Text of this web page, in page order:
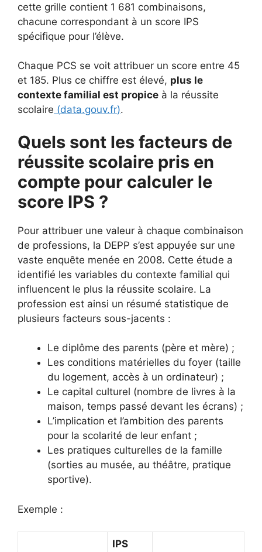
cette grille contient 1 681 combinaisons,
chacune correspondant à un score IPS
spécifique pour l’élève.
Chaque PCS se voit attribuer un score entre 45
et 185. Plus ce chiffre est élevé, plus le
contexte familial est propice à la réussite
scolaire (data.gouv.fr).
Quels sont les facteurs de
réussite scolaire pris en
compte pour calculer le
score IPS ?
Pour attribuer une valeur à chaque combinaison
de professions, la DEPP s’est appuyée sur une
vaste enquête menée en 2008. Cette étude a
identifié les variables du contexte familial qui
influencent le plus la réussite scolaire. La
profession est ainsi un résumé statistique de
plusieurs facteurs sous-jacents :
Le diplôme des parents (père et mère) ;
Les conditions matérielles du foyer (taille
du logement, accès à un ordinateur) ;
Le capital culturel (nombre de livres à la
maison, temps passé devant les écrans) ;
L’implication et l’ambition des parents
pour la scolarité de leur enfant ;
Les pratiques culturelles de la famille
(sorties au musée, au théâtre, pratique
sportive).
Exemple :
IPS